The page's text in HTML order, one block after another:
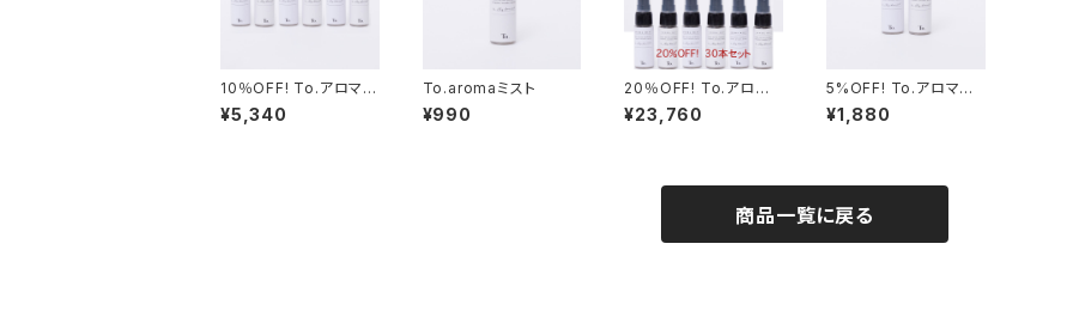
10％OFF! To.アロマミ
スト6本セット
¥5,340
To.aromaミスト
¥990
20％OFF! To.アロマミ
スト30本セット
¥23,760
5%OFF! To.アロマミ
スト
¥1,880
商品一覧に戻る